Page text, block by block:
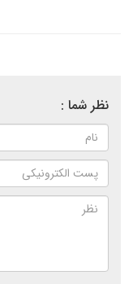
نظر شما :